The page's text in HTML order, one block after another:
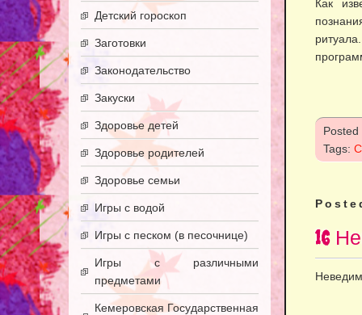
Как
Tags:
16
Детский гороскоп
Заготовки
Законодательство
Закуски
Здоровье детей
Здоровье родителей
Здоровье семьи
Игры с водой
Игры с песком (в песочнице)
Игры с различными
предметами
Кемеровская Государственная